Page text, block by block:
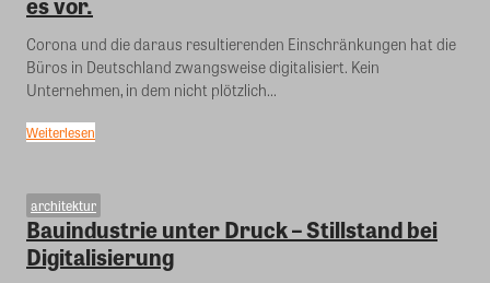
Corona und die daraus resultierenden Einschränkungen hat die
Büros in Deutschland zwangsweise digitalisiert. Kein
Unternehmen, in dem nicht plötzlich...
Weiterlesen
architektur
Bauindustrie unter Druck – Stillstand bei
Digitalisierung